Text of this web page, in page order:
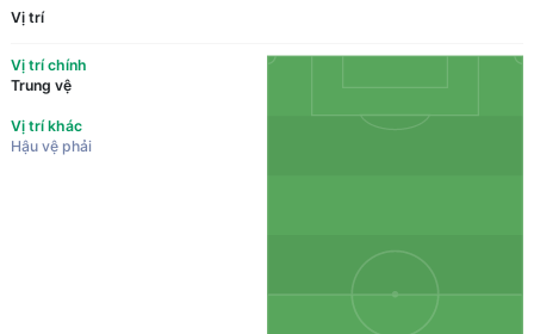
Vị trí
Vị trí chính
Trung vệ
Vị trí khác
Hậu vệ phải